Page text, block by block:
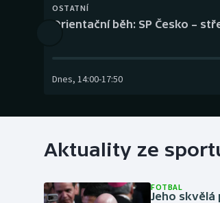
OSTATNÍ
Orientační běh: SP Česko –
Dnes, 14:00-17:50
Aktuality ze
FOTBAL
Jeho skvělá